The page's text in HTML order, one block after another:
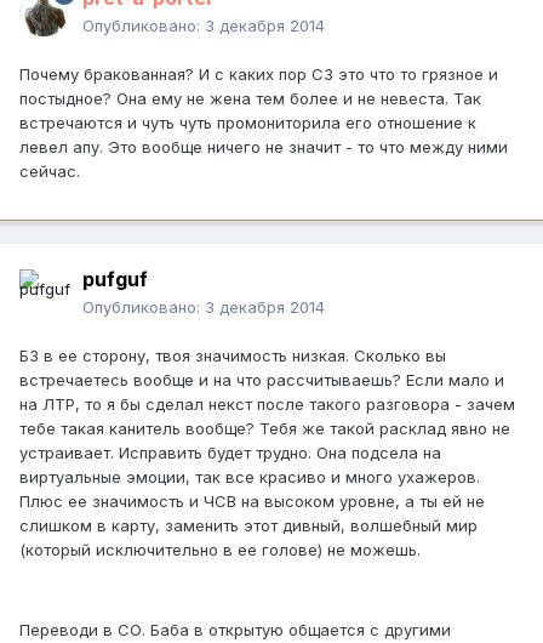
Опубликовано: 3 декабря 2014
Почему бракованная? И с каких пор СЗ это что то грязное и
постыдное? Она ему не жена тем более и не невеста. Так
встречаются и чуть чуть промониторила его отношение к
левел апу. Это вообще ничего не значит - то что между ними
сейчас.
pufguf
Опубликовано: 3 декабря 2014
БЗ в ее сторону, твоя значимость низкая. Сколько вы
встречаетесь вообще и на что рассчитываешь? Если мало и
на ЛТР, то я бы сделал некст после такого разговора - зачем
тебе такая канитель вообще? Тебя же такой расклад явно не
устраивает. Исправить будет трудно. Она подсела на
виртуальные эмоции, так все красиво и много ухажеров.
Плюс ее значимость и ЧСВ на высоком уровне, а ты ей не
слишком в карту, заменить этот дивный, волшебный мир
(который исключительно в ее голове) не можешь.
Переводи в СО. Баба в открытую общается с другими